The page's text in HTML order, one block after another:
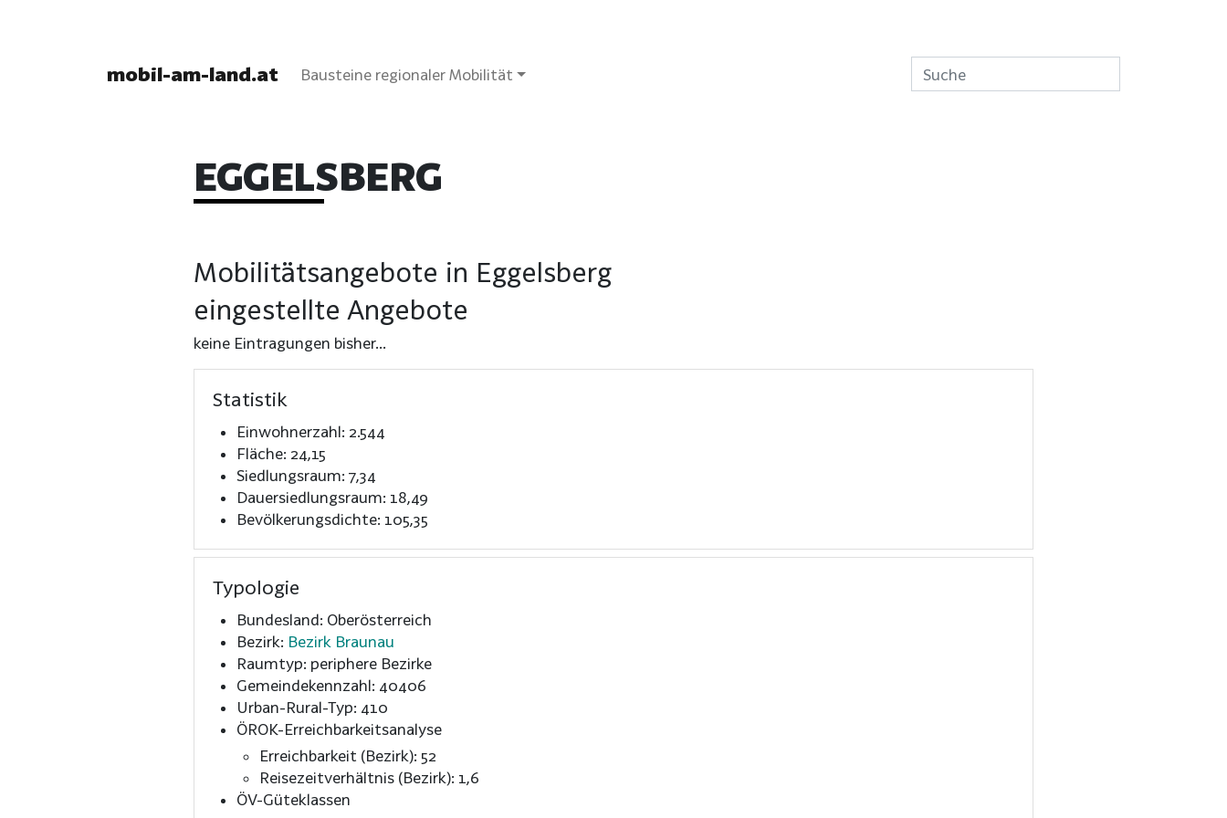
mobil-am-land.at Bausteine regionaler Mobilität
EGGELSBERG
Mobilitätsangebote in Eggelsberg
eingestellte Angebote
keine Eintragungen bisher...
Statistik
Einwohnerzahl: 2.544
Fläche: 24,15
Siedlungsraum: 7,34
Dauersiedlungsraum: 18,49
Bevölkerungsdichte: 105,35
Typologie
Bundesland: Oberösterreich
Bezirk: Bezirk Braunau
Raumtyp: periphere Bezirke
Gemeindekennzahl: 40406
Urban-Rural-Typ: 410
ÖROK-Erreichbarkeitsanalyse
Erreichbarkeit (Bezirk): 52
Reisezeitverhältnis (Bezirk): 1,6
ÖV-Güteklassen